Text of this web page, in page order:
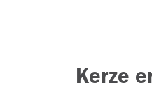
Kerze